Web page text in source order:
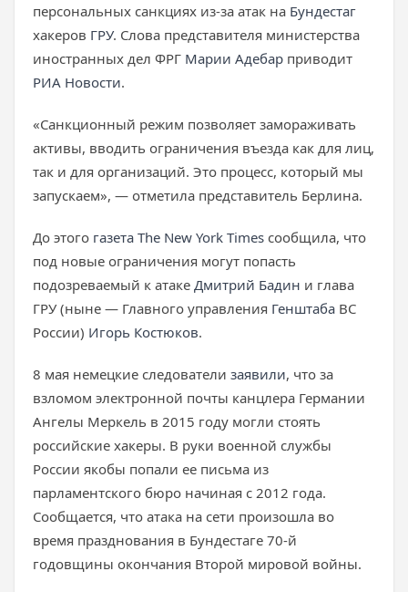
персональных санкциях из-за атак на Бундестаг
хакеров ГРУ. Слова представителя министерства
иностранных дел ФРГ Марии Адебар приводит
РИА Новости.
«Санкционный режим позволяет замораживать
активы, вводить ограничения въезда как для лиц,
так и для организаций. Это процесс, который мы
запускаем», — отметила представитель Берлина.
До этого газета The New York Times сообщила, что
под новые ограничения могут попасть
подозреваемый к атаке Дмитрий Бадин и глава
ГРУ (ныне — Главного управления Генштаба ВС
России) Игорь Костюков.
8 мая немецкие следователи заявили, что за
взломом электронной почты канцлера Германии
Ангелы Меркель в 2015 году могли стоять
российские хакеры. В руки военной службы
России якобы попали ее письма из
парламентского бюро начиная с 2012 года.
Сообщается, что атака на сети произошла во
время празднования в Бундестаге 70-й
годовщины окончания Второй мировой войны.